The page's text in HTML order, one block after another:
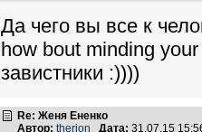
Да чего вы все к
how bout minding
завистники :))))
Re: Женя Ененко
Автор: therion Дата: 31.07.15